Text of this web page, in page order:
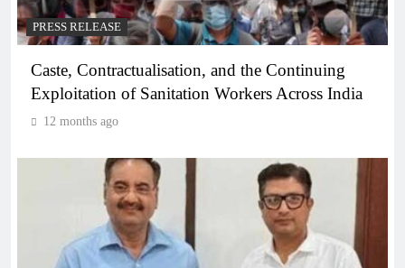
PRESS RELEASE
Caste, Contractualisation, and the Continuing
Exploitation of Sanitation Workers Across India
12 months ago